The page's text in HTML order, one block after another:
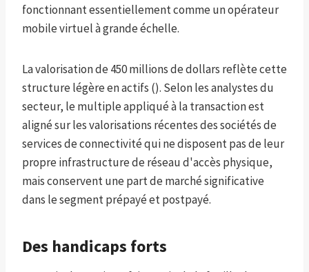
fonctionnant essentiellement comme un opérateur
mobile virtuel à grande échelle.
La valorisation de 450 millions de dollars reflète cette
structure légère en actifs (). Selon les analystes du
secteur, le multiple appliqué à la transaction est
aligné sur les valorisations récentes des sociétés de
services de connectivité qui ne disposent pas de leur
propre infrastructure de réseau d'accès physique,
mais conservent une part de marché significative
dans le segment prépayé et postpayé.
Des handicaps forts